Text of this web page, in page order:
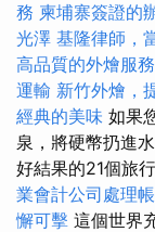
務 柬埔寨簽證的
光澤 基隆律師，
高品質的外燴服務
運輸 新竹外燴，
經典的美味 如果
泉，將硬幣扔進
好結果的21個旅
業會計公司處理
懈可擊 這個世界